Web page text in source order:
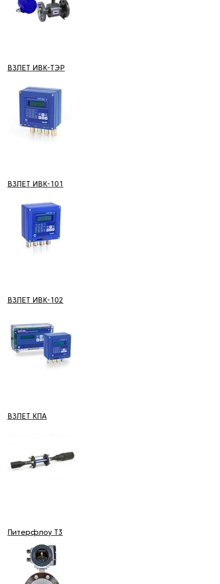
ВЗЛЕТ ИВК-ТЭР
ВЗЛЕТ ИВК-101
ВЗЛЕТ ИВК-102
ВЗЛЕТ КПА
Питерфлоу T3